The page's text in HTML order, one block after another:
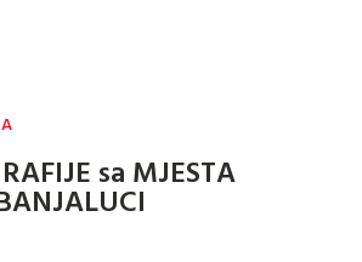
sa MJESTA